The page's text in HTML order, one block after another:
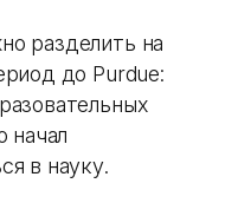
разделить на
до Purdue:
начал
в науку.